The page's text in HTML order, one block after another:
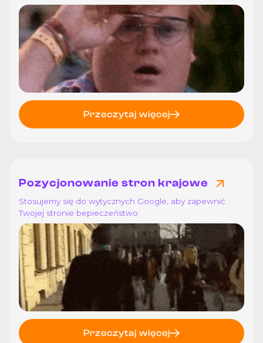
Przeczytaj więcej
Pozycjonowanie stron krajowe
Stosujemy się do wytycznych Google, aby zapewnić
Twojej stronie bepieczeństwo
Przeczytaj więcej